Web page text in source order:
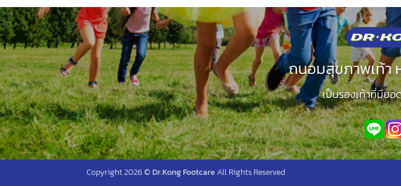
ถนอมสุขภาพเท้า
เป็นรองเท้าที่มีย
Copyright 2026 © Dr.Kong Footcare All Rights Reserved